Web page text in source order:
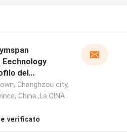
Eechnology
del
Changhzou city,
China ,La CINA
verificato